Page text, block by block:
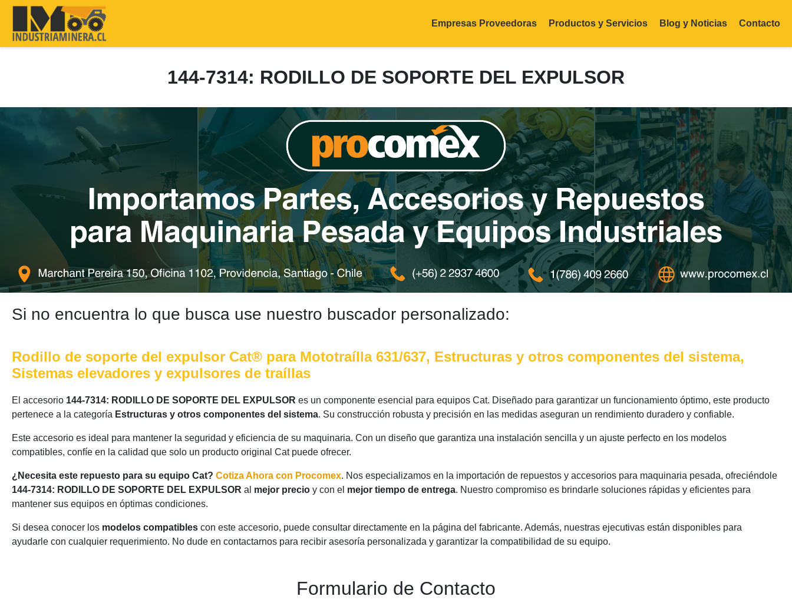
Empresas Proveedoras Productos y Servicios Blog y Noticias Contacto
144-7314: RODILLO DE SOPORTE DEL EXPULSOR
Si no encuentra lo que busca use nuestro buscador personalizado:
Rodillo de soporte del expulsor Cat® para Mototraílla 631/637, Estructuras y otros componentes del sistema,
Sistemas elevadores y expulsores de traíllas
El accesorio 144-7314: RODILLO DE SOPORTE DEL EXPULSOR es un componente esencial para equipos Cat. Diseñado para garantizar un funcionamiento óptimo, este producto
pertenece a la categoría Estructuras y otros componentes del sistema. Su construcción robusta y precisión en las medidas aseguran un rendimiento duradero y confiable.
Este accesorio es ideal para mantener la seguridad y eficiencia de su maquinaria. Con un diseño que garantiza una instalación sencilla y un ajuste perfecto en los modelos
compatibles, confíe en la calidad que solo un producto original Cat puede ofrecer.
¿Necesita este repuesto para su equipo Cat? Cotiza Ahora con Procomex. Nos especializamos en la importación de repuestos y accesorios para maquinaria pesada, ofreciéndole
144-7314: RODILLO DE SOPORTE DEL EXPULSOR al mejor precio y con el mejor tiempo de entrega. Nuestro compromiso es brindarle soluciones rápidas y eficientes para
mantener sus equipos en óptimas condiciones.
Si desea conocer los modelos compatibles con este accesorio, puede consultar directamente en la página del fabricante. Además, nuestras ejecutivas están disponibles para
ayudarle con cualquier requerimiento. No dude en contactarnos para recibir asesoría personalizada y garantizar la compatibilidad de su equipo.
Formulario de Contacto